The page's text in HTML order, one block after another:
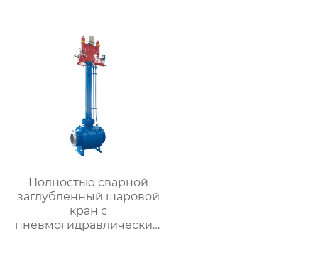
Полностью сварной
заглубленный шаровой
кран с
пневмогидравлическим